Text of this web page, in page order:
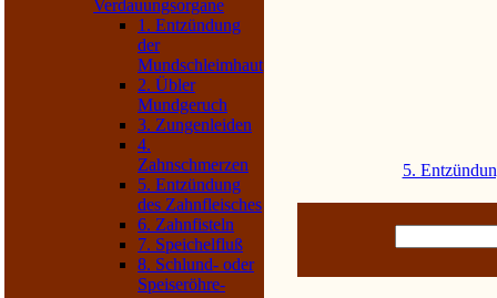
Verdauungsorgane
1. Entzündung
der
Mundschleim­haut
2. Übler
Mundgeruch
3. Zungenleiden
4.
Zahnschmerzen
5. Entzündung
des Zahnfleisches
6. Zahnfisteln
7. Speichelfluß
8. Schlund- oder
Speiseröhre­
5.